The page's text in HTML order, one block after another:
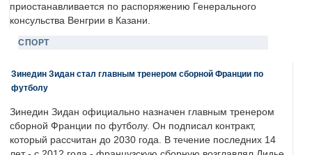
приостанавливается по распоряжению Генерального
консульства Венгрии в Казани.
СПОРТ
Зинедин Зидан стал главным тренером сборной Франции по
футболу
Зинедин Зидан официально назначен главным тренером
сборной Франции по футболу. Он подписал контракт,
который рассчитан до 2030 года. В течение последних 14